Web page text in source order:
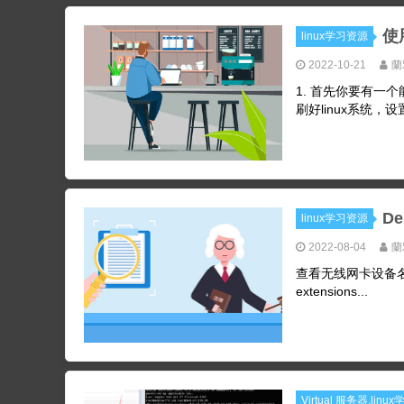
linux学习资源 使
2022-10-21
1. 首先你要有一个
刷好linux系统，设
linux学习资源
2022-08-04
查看无线网卡设备
extensions...
Virtual 服务器,linux